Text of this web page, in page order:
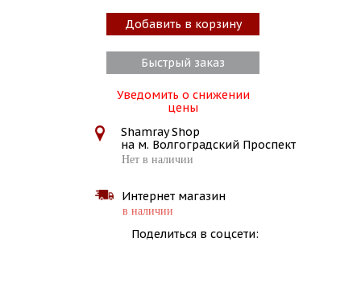
Добавить в корзину
Быстрый заказ
Уведомить о снижении
цены
Shamray Shop
на м. Волгоградский Проспект
Нет в наличии
Интернет магазин
в наличии
Поделиться в соцсети: